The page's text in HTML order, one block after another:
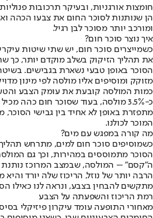
חומצות אורגניות, ובעיקר תרכובות
הן שנותנות לסוכר החום את צבעו הכהה
ומורכב יותר מסוכר לבן רגיל.
איך נוצר סוכר חום?
כשמייצרים סוכר חום, יש שתי שיטות
את תהליך הזיקוק בשלב מוקדם יותר, כך
הסוכר באופן טבעי נשארת בגבישים.
מזוקק ומוסיפים אליו מולסה לפי מינון
כמות המולסה קובעת את עומק הצבע
מתפזרת באופן לא אחיד בין גבישי
המוכר לכולנו.
מה קורה במפגש עם מים?
כשמוסיפים סוכר חום למים, מתרחש תהליך
הסוכר מתמוססים במהירות, וכך גם
ה"קסם" – המולסה, שבמצב המרוכז נותנת
הרבה יותר של נוזל, הריכוז שלה יורד
מתקשים להבחין בצבע, ונראה לנו כאילו
רמת הריכוז והשפעתה על הצבע
מאחורי התופעה עומד עיקרון פיזיקלי